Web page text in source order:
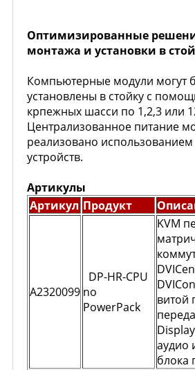
Оптимизированные
монтажа и установки в
Компьютерные модули могут
установлены в стойку с
крпежных шасси по 1,2,3 или
Централизованное питание
реализовано
устройств.
Артикулы
Артикул Продукт
A2320099
DP-HR-CPU
no
PowerPack
KVM
витой
аудио
блока